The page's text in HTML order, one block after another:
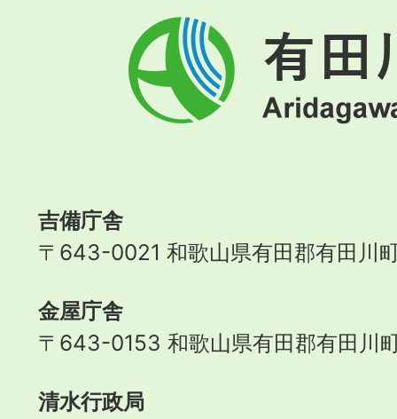
有
田
川
町
吉備庁舎
〒643-0021 和歌山県有田郡有田川
金屋庁舎
〒643-0153 和歌山県有田郡有田川
清水行政局